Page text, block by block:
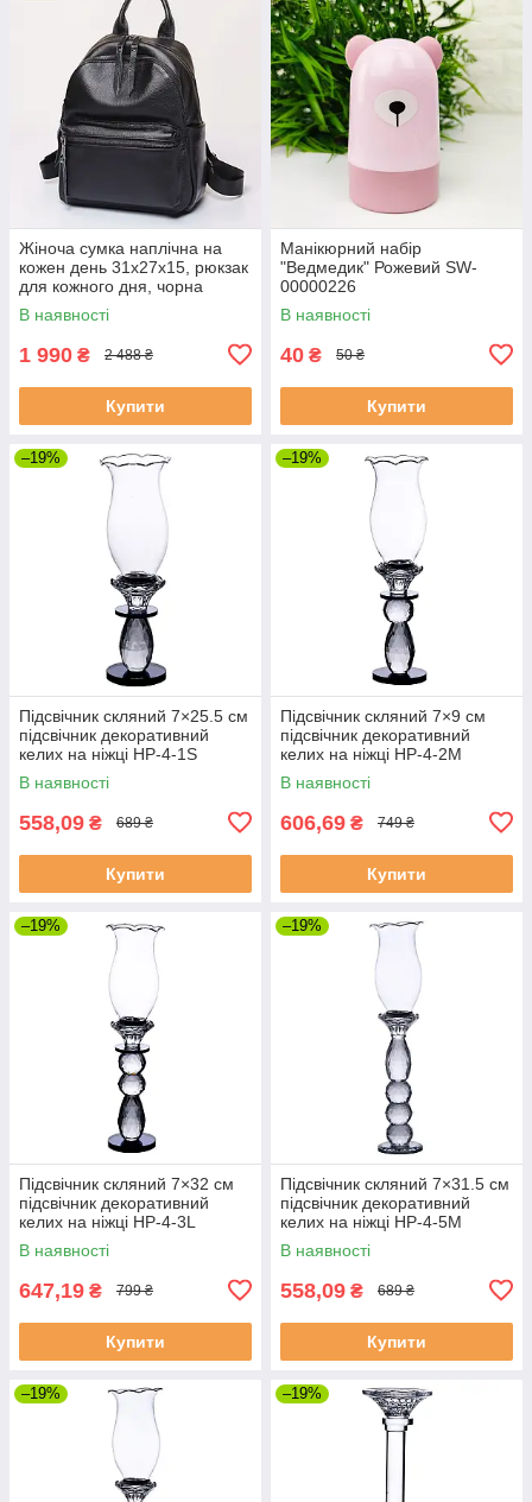
Жіноча сумка наплічна на
кожен день 31х27х15, рюкзак
для кожного дня, чорна
В наявності
1 990 ₴ 2 488 ₴
Купити
Манікюрний набір
"Ведмедик" Рожевий SW-
00000226
В наявності
40 ₴ 50 ₴
Купити
–19%
Підсвічник скляний 7×25.5 см
підсвічник декоративний
келих на ніжці HP-4-1S
В наявності
558,09 ₴ 689 ₴
Купити
–19%
Підсвічник скляний 7×9 см
підсвічник декоративний
келих на ніжці HP-4-2M
В наявності
606,69 ₴ 749 ₴
Купити
–19%
Підсвічник скляний 7×32 см
підсвічник декоративний
келих на ніжці HP-4-3L
В наявності
647,19 ₴ 799 ₴
Купити
–19%
Підсвічник скляний 7×31.5 см
підсвічник декоративний
келих на ніжці HP-4-5M
В наявності
558,09 ₴ 689 ₴
Купити
–19% –19%